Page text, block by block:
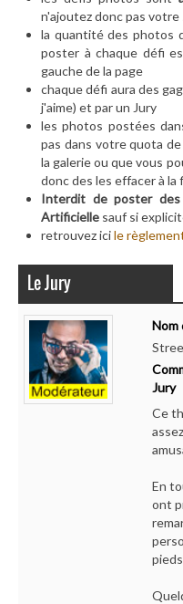
n'ajoutez donc pas
la quantité des photos
poster à chaque défi
gauche de la page
chaque défi aura des
j'aime) et par un Jury
les photos postées
pas dans votre quota
la galerie ou que vous
donc des les effacer à la
Interdit de poster des
Artificielle sauf si
retrouvez icile
Le Jury
Nom
Jury
Ce
En
ont